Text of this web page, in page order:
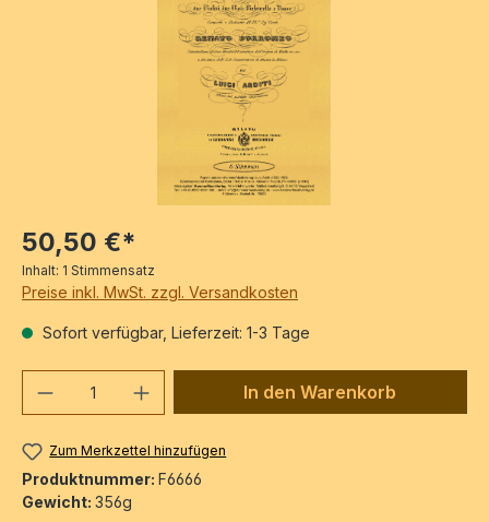
50,50 €*
Inhalt: 1 Stimmensatz
Preise inkl. MwSt. zzgl. Versandkosten
Sofort verfügbar, Lieferzeit: 1-3 Tage
Produkt Anzahl: Gib denIn den Warenkorb
Zum Merkzettel hinzufügen
Produktnummer: F6666
Gewicht: 356g